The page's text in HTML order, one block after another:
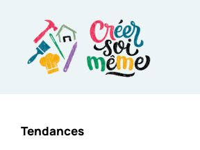
contenu
Tendances